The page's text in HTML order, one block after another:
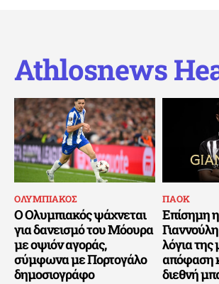
Athlosnews
ΟΛΥΜΠΙΑΚΟΣ
Ο Ολυμπιακός ψάχνεται
για δανεισμό του Μόουρα
με οψιόν αγοράς,
σύμφωνα με Πορτογάλο
δημοσιογράφο
ΠΑΟΚ
Επίσημη
λόγια της
απόφαση
διεθνή